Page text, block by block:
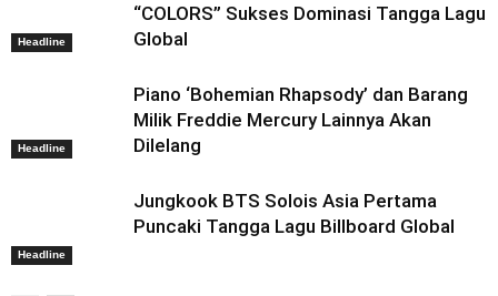
Headline
“COLORS” Sukses Dominasi Tangga Lagu
Global
Headline
Piano ‘Bohemian Rhapsody’ dan Barang
Milik Freddie Mercury Lainnya Akan
Dilelang
Headline
Jungkook BTS Solois Asia Pertama
Puncaki Tangga Lagu Billboard Global